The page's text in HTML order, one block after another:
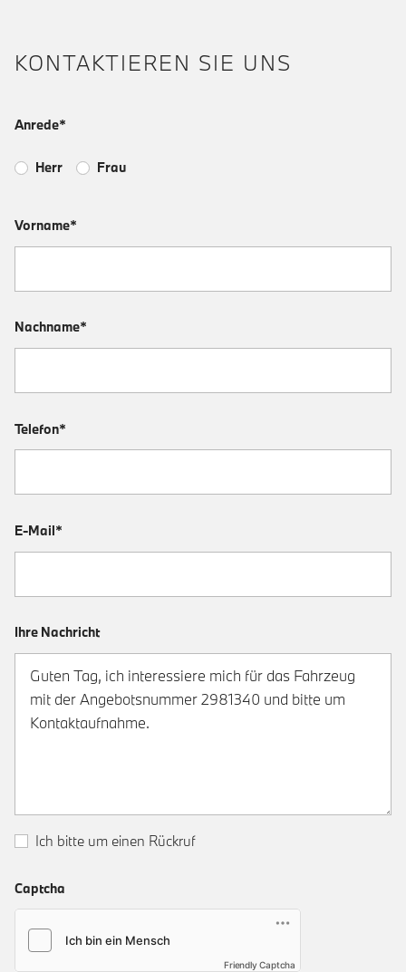
KONTAKTIEREN SIE UNS
Anrede*
Herr Frau
Vorname*
Nachname*
Telefon*
E-Mail*
Ihre Nachricht
Ich bitte um einen Rückruf
Captcha
Friendly Captcha